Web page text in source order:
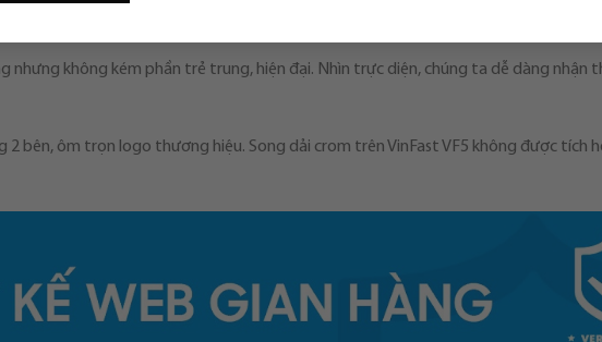
nhưng không kém phần trẻ trung, hiện đại. Nhìn trực diện, chúng ta dễ dàng nhận
2 bên, ôm trọn logo thương hiệu. Song dải crom trên VinFast VF5 không được tích